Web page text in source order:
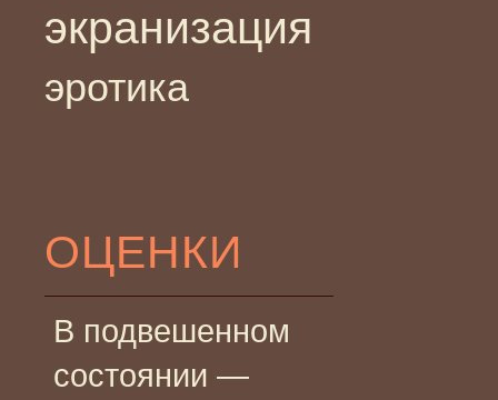
экранизация
эротика
ОЦЕНКИ
В подвешенном
состоянии —